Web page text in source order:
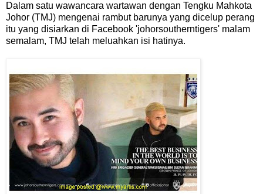
Dalam satu wawancara wartawan dengan Tengku Mahkota
Johor (TMJ) mengenai rambut barunya yang dicelup perang
itu yang disiarkan di Facebook 'johorsoutherntigers' malam
semalam, TMJ telah meluahkan isi hatinya.